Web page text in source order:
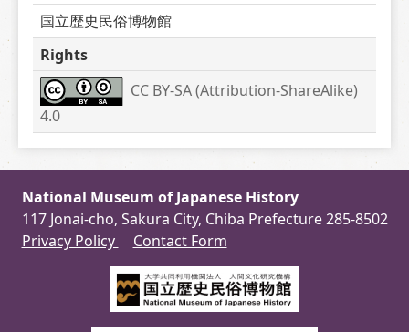
国立歴史民俗博物館
Rights
CC BY-SA (Attribution-ShareAlike)
4.0
National Museum of Japanese History
117 Jonai-cho, Sakura City, Chiba Prefecture 285-8502
Privacy Policy
Contact Form